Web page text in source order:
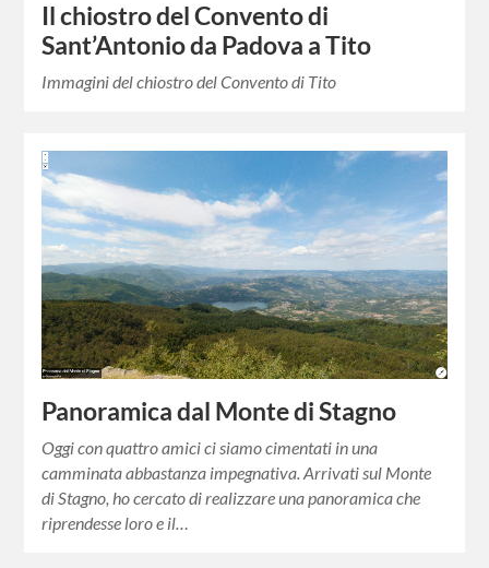
Il chiostro del Convento di
Sant’Antonio da Padova a Tito
Immagini del chiostro del Convento di Tito
Panoramica dal Monte di Stagno
Oggi con quattro amici ci siamo cimentati in una
camminata abbastanza impegnativa. Arrivati sul Monte
di Stagno, ho cercato di realizzare una panoramica che
riprendesse loro e il…